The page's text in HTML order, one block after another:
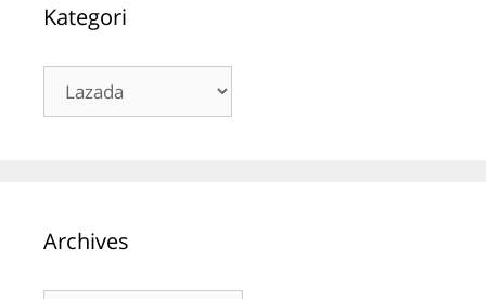
Kategori
Archives